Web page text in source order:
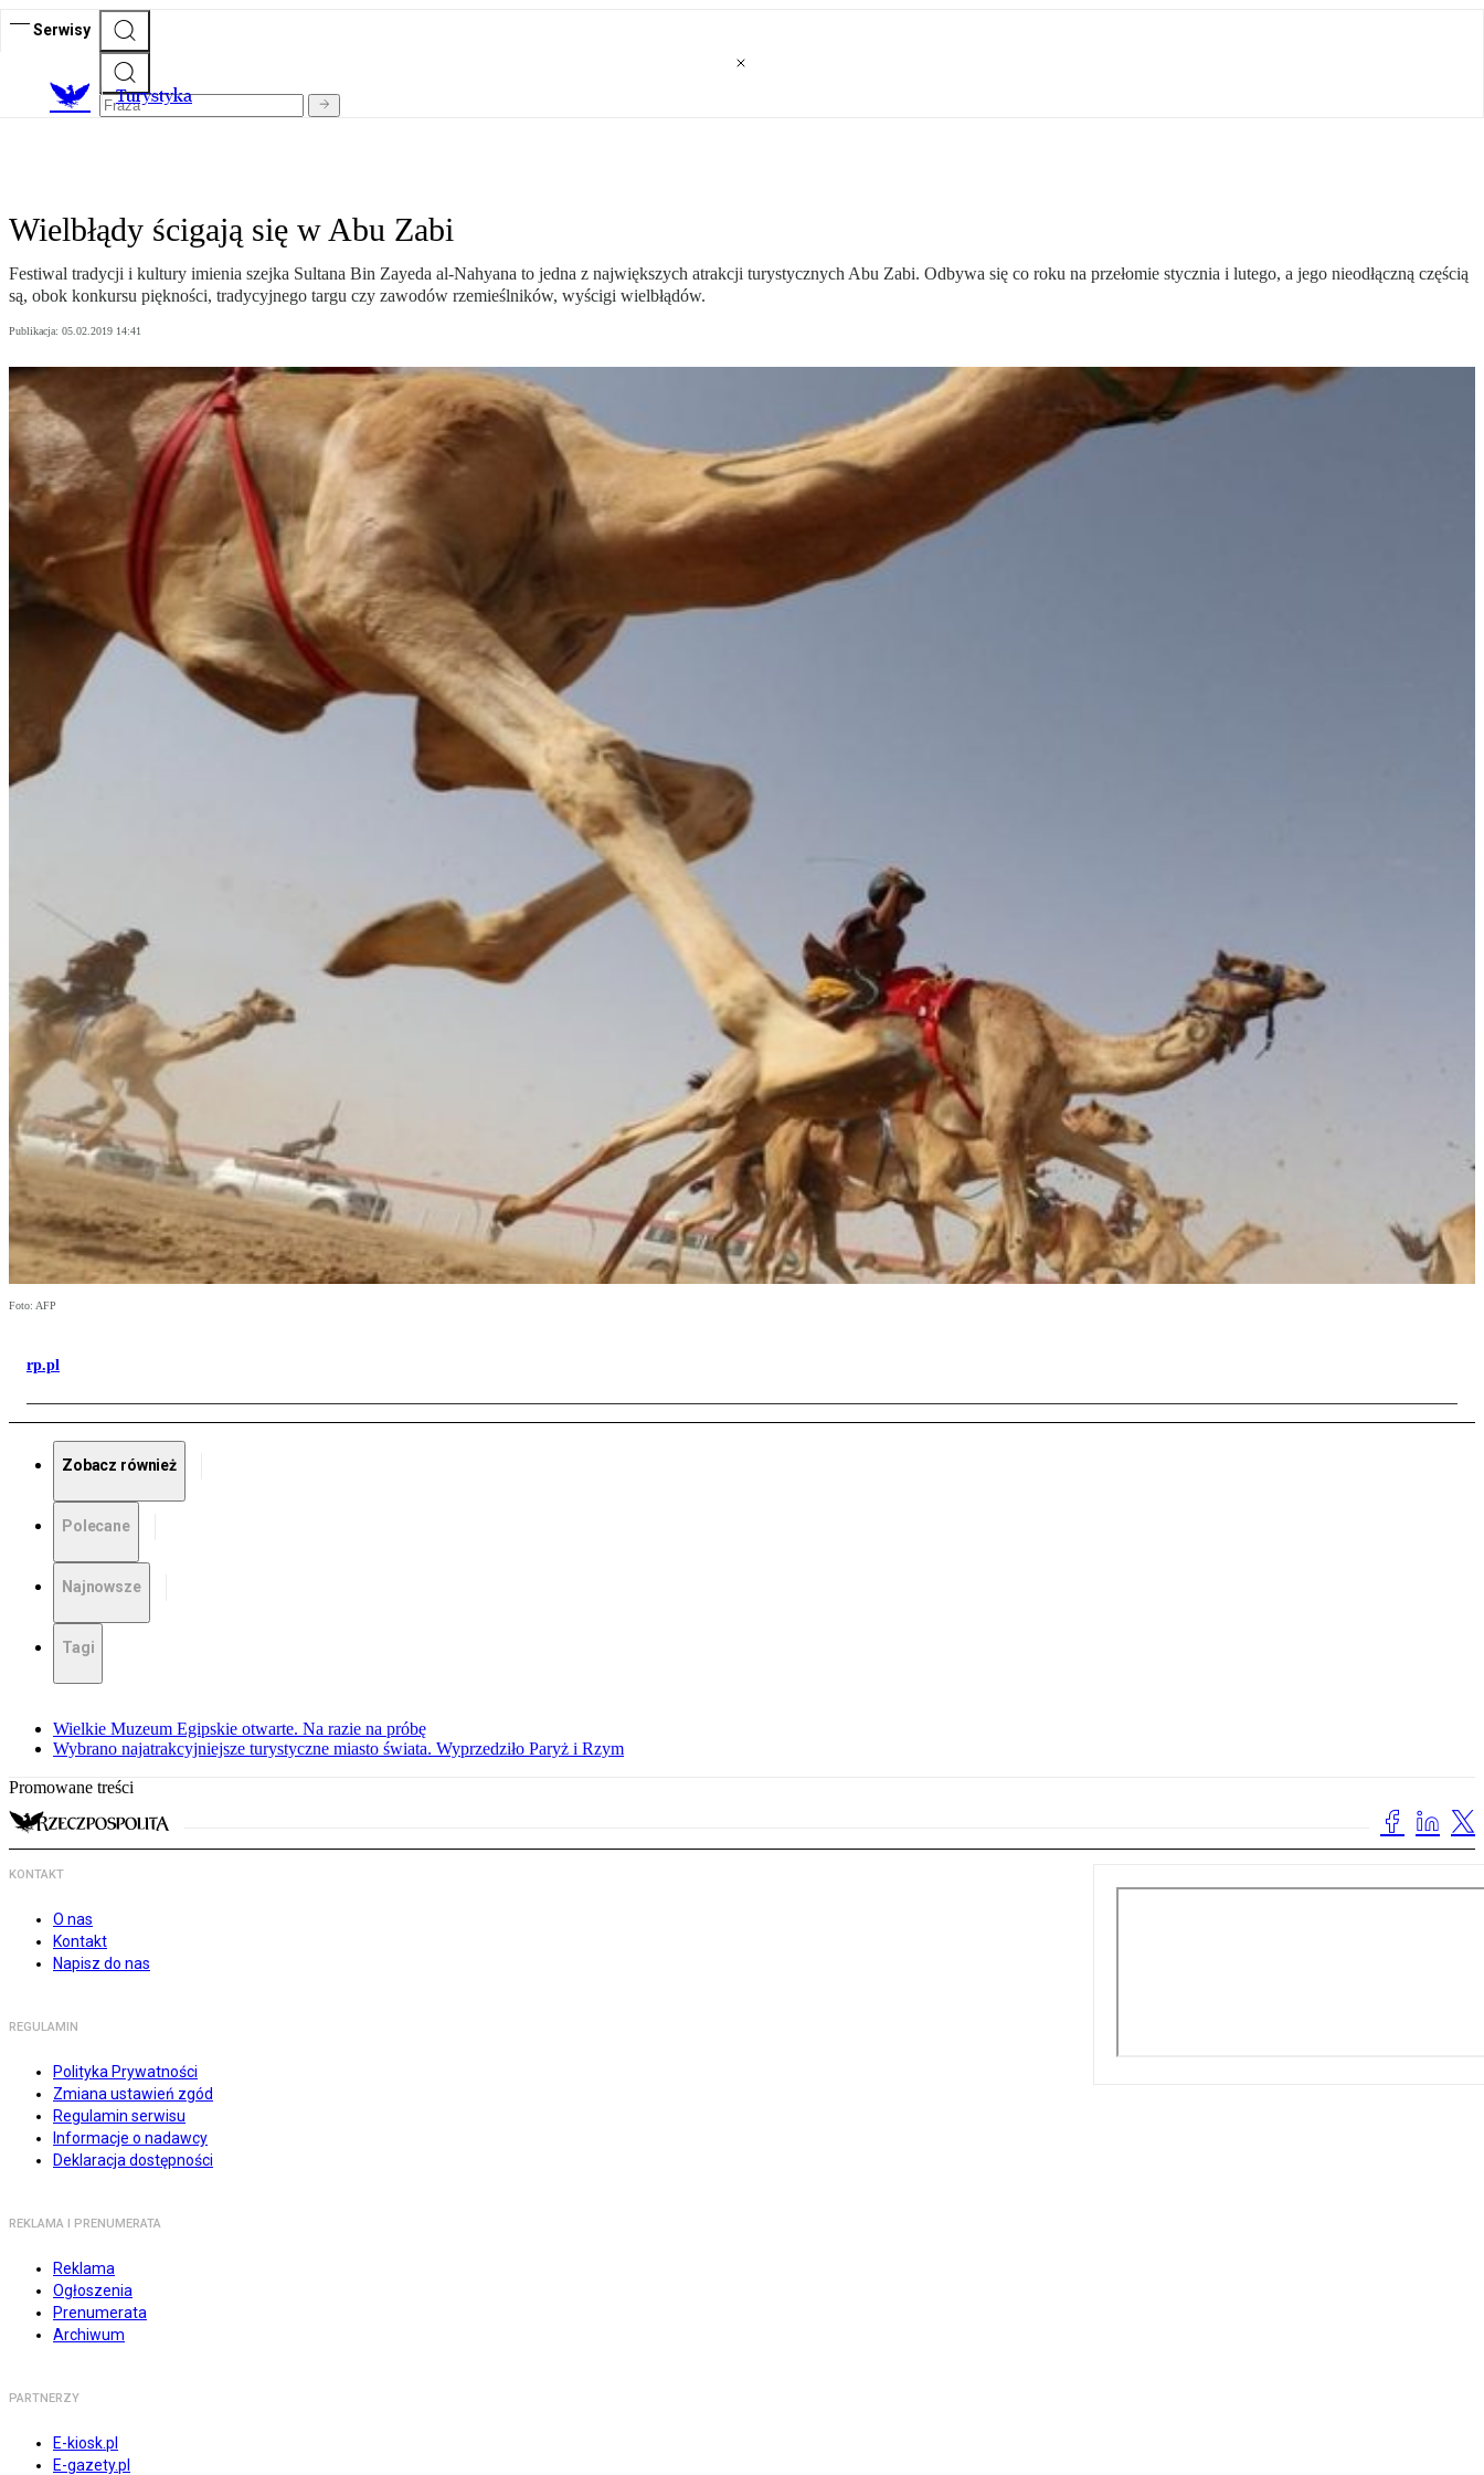
Serwisy
Turystyka
Wielbłądy ścigają się w Abu Zabi
Festiwal tradycji i kultury imienia szejka Sultana Bin Zayeda al-Nahyana to jedna z największych atrakcji turystycznych Abu Zabi. Odbywa się co roku na przełomie stycznia i lutego, a jego nieodłączną częścią
są, obok konkursu piękności, tradycyjnego targu czy zawodów rzemieślników, wyścigi wielbłądów.
Publikacja: 05.02.2019 14:41
Foto: AFP
rp.pl
Zobacz również
Polecane
Najnowsze
Tagi
Wielkie Muzeum Egipskie otwarte. Na razie na próbę
Wybrano najatrakcyjniejsze turystyczne miasto świata. Wyprzedziło Paryż i Rzym
Promowane treści
KONTAKT
O nas
Kontakt
Napisz do nas
REGULAMIN
Polityka Prywatności
Zmiana ustawień zgód
Regulamin serwisu
Informacje o nadawcy
Deklaracja dostępności
REKLAMA I PRENUMERATA
Reklama
Ogłoszenia
Prenumerata
Archiwum
PARTNERZY
E-kiosk.pl
E-gazety.pl